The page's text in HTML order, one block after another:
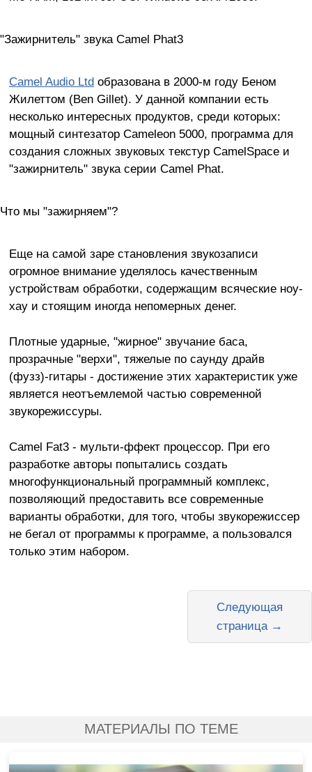
"Зажирнитель" звука Camel Phat3
Camel Audio Ltdобразована в 2000-м году Беном
Жилеттом (Ben Gillet). У данной компании есть
несколько интересных продуктов, среди которых:
мощный синтезатор Cameleon 5000, программа для
создания сложных звуковых текстур CamelSpace и
"зажирнитель" звука серии Camel Phat.
Что мы "зажирняем"?
Еще на самой заре становления звукозаписи
огромное внимание уделялось качественным
устройствам обработки, содержащим всяческие ноу-
хау и стоящим иногда непомерных денег.
Плотные ударные, "жирное" звучание баса,
прозрачные "верхи", тяжелые по саунду драйв
(фузз)-гитары - достижение этих характеристик уже
является неотъемлемой частью современной
звукорежиссуры.
Camel Fat3 - мульти-ффект процессор. При его
разработке авторы попытались создать
многофункциональный программный комплекс,
позволяющий предоставить все современные
варианты обработки, для того, чтобы звукорежиссер
не бегал от программы к программе, а пользовался
только этим набором.
Следующая
страница →
МАТЕРИАЛЫ ПО ТЕМЕ